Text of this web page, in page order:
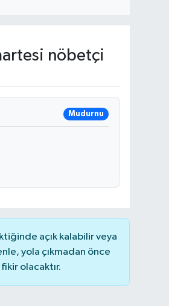
nöbetçi
Mudurnu
açık kalabilir veya
yola çıkmadan önce
olacaktır.